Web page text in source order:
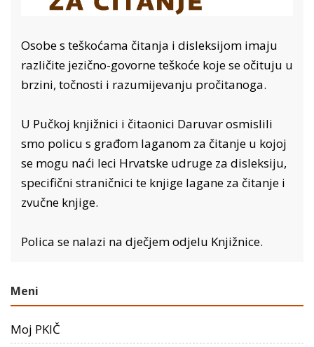
Osobe s teškoćama čitanja i disleksijom imaju
različite jezično-govorne teškoće koje se očituju u
brzini, točnosti i razumijevanju pročitanoga.
U Pučkoj knjižnici i čitaonici Daruvar osmislili
smo policu s građom laganom za čitanje u kojoj
se mogu naći leci Hrvatske udruge za disleksiju,
specifični straničnici te knjige lagane za čitanje i
zvučne knjige.
Polica se nalazi na dječjem odjelu Knjižnice.
Meni
Moj PKIČ